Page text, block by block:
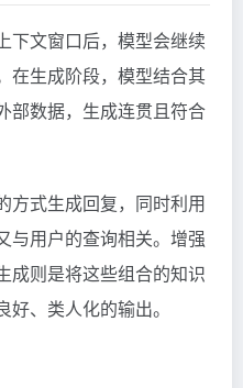
下文窗口后，模型会继续
在生成阶段，模型结合其
部数据，生成连贯且符合
方式生成回复，同时利用
与用户的查询相关。增强
成则是将这些组合的知识
、类人化的输出。